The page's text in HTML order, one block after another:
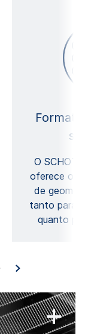
O
oferece o
de
tanto para
quanto